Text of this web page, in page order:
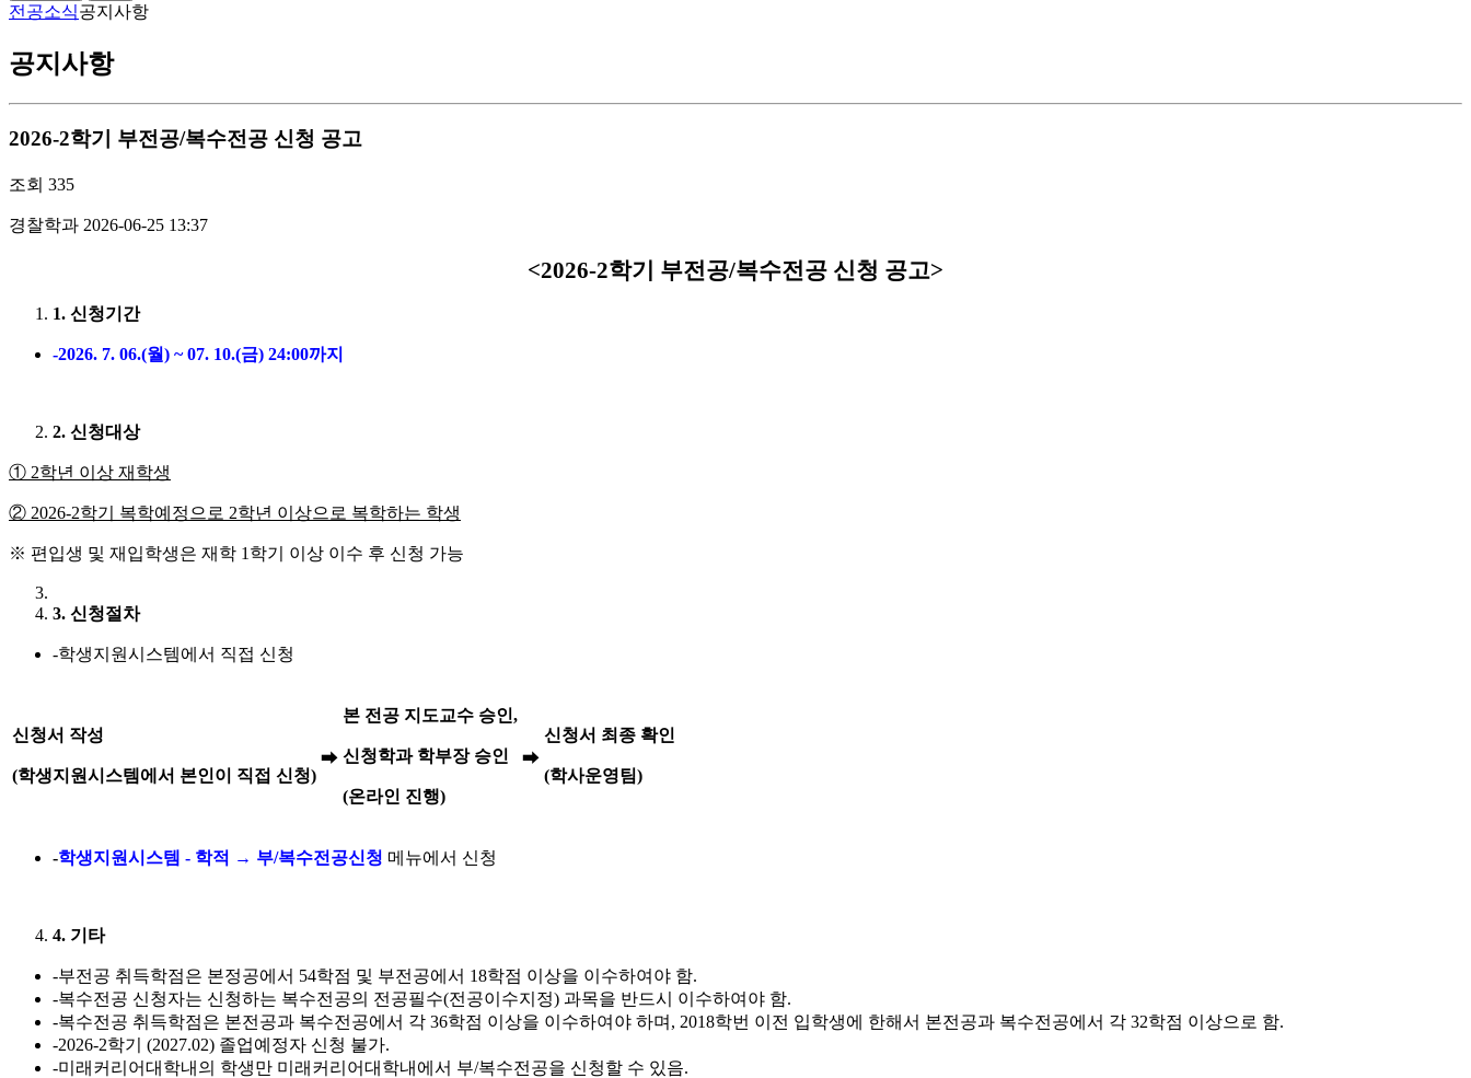
전공소식공지사항
공지사항
2026-2학기 부전공/복수전공 신청 공고
조회 335
경찰학과 2026-06-25 13:37
<2026-2학기 부전공/복수전공 신청 공고>
1. 신청기간
-2026. 7. 06.(월) ~ 07. 10.(금) 24:00까지
2. 신청대상
① 2학년 이상 재학생
② 2026-2학기 복학예정으로 2학년 이상으로 복학하는 학생
※ 편입생 및 재입학생은 재학 1학기 이상 이수 후 신청 가능
3. 신청절차
-학생지원시스템에서 직접 신청
신청서 작성
(학생지원시스템에서 본인이 직접 신청)
➡
본 전공 지도교수 승인,
신청학과 학부장 승인
(온라인 진행)
➡
신청서 최종 확인
(학사운영팀)
-학생지원시스템 - 학적 → 부/복수전공신청 메뉴에서 신청
4. 기타
-부전공 취득학점은 본정공에서 54학점 및 부전공에서 18학점 이상을 이수하여야 함.
-복수전공 신청자는 신청하는 복수전공의 전공필수(전공이수지정) 과목을 반드시 이수하여야 함.
-복수전공 취득학점은 본전공과 복수전공에서 각 36학점 이상을 이수하여야 하며, 2018학번 이전 입학생에 한해서 본전공과 복수전공에서 각 32학점 이상으로 함.
-2026-2학기 (2027.02) 졸업예정자 신청 불가.
-미래커리어대학내의 학생만 미래커리어대학내에서 부/복수전공을 신청할 수 있음.